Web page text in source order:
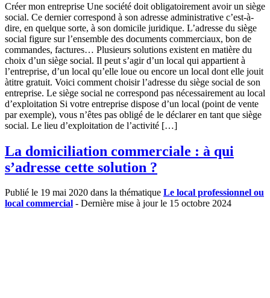
Créer mon entreprise Une société doit obligatoirement avoir un siège
social. Ce dernier correspond à son adresse administrative c’est-à-
dire, en quelque sorte, à son domicile juridique. L’adresse du siège
social figure sur l’ensemble des documents commerciaux, bon de
commandes, factures… Plusieurs solutions existent en matière du
choix d’un siège social. Il peut s’agir d’un local qui appartient à
l’entreprise, d’un local qu’elle loue ou encore un local dont elle jouit
àtitre gratuit. Voici comment choisir l’adresse du siège social de son
entreprise. Le siège social ne correspond pas nécessairement au local
d’exploitation Si votre entreprise dispose d’un local (point de vente
par exemple), vous n’êtes pas obligé de le déclarer en tant que siège
social. Le lieu d’exploitation de l’activité […]
La domiciliation commerciale : à qui
s’adresse cette solution ?
Publié le 19 mai 2020 dans la thématique Le local professionnel ou
local commercial - Dernière mise à jour le 15 octobre 2024